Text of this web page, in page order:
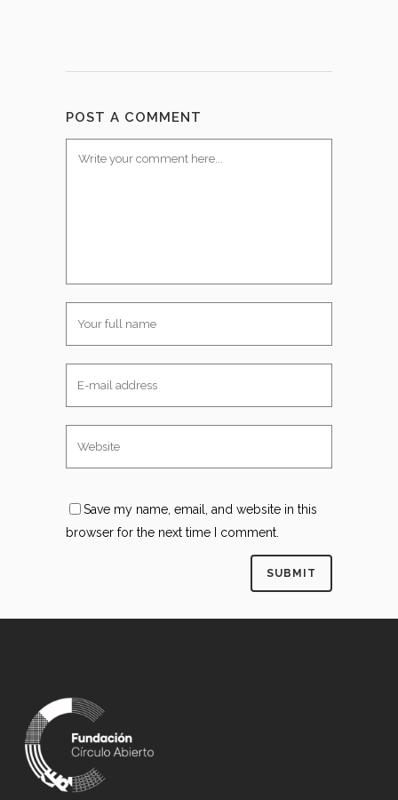
POST A COMMENT
Save my name, email, and website in this
browser for the next time I comment.